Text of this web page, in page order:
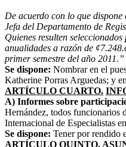
De acuerdo con lo que
Jefa del Departamento de
Quienes resulten
anualidades a razón de
primer semestre del año 2011.”
Se dispone: Nombrar en el
Katherine Porras Arguedas; y
ARTÍCULO CUARTO.
A) Informes sobre
Hernández, todos funcionarios
Internacional de Especialistas
Se dispone: Tener por rendido
ARTÍCULO QUINTO.